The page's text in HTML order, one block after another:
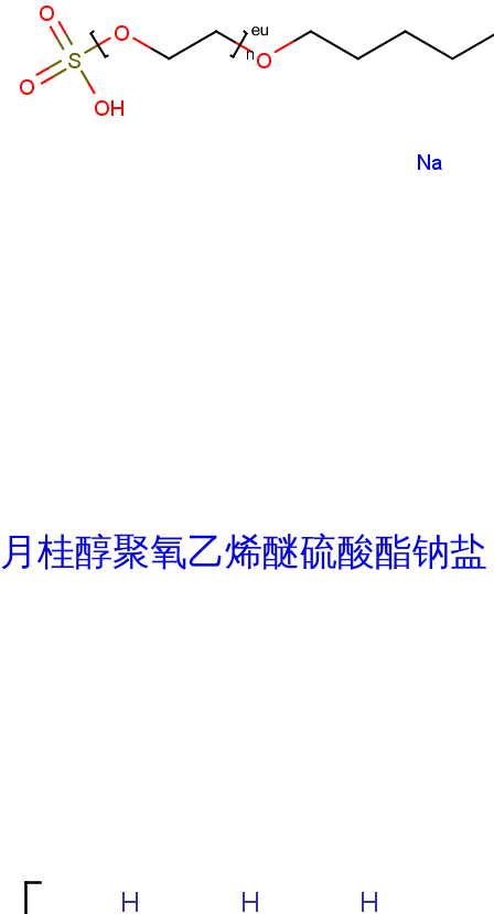
月桂醇聚氧乙烯醚硫酸酯钠盐